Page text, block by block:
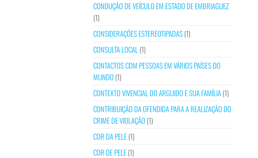
CONDUÇÃO DE VEÍCULO EM ESTADO DE EMBRIAGUEZ
(1)
CONSIDERAÇÕES ESTEREOTIPADAS(1)
CONSULTA LOCAL (1)
CONTACTOS COM PESSOAS EM VÁRIOS PAÍSES DO
MUNDO (1)
CONTEXTO VIVENCIAL DO ARGUIDO E SUA FAMÍLIA(1)
CONTRIBUIÇÃO DA OFENDIDA PARA A REALIZAÇÃO DO
CRIME DE VIOLAÇÃO (1)
COR DA PELE(1)
COR DE PELE(1)